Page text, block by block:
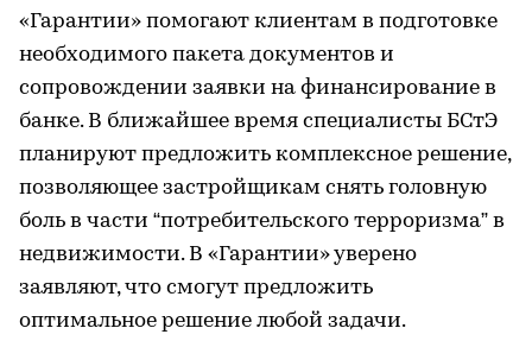
«Гарантии» помогают клиентам в подготовке
необходимого пакета документов и
сопровождении заявки на финансирование в
банке. В ближайшее время специалисты БСтЭ
планируют предложить комплексное решение,
позволяющее застройщикам снять головную
боль в части “потребительского терроризма” в
недвижимости. В «Гарантии» уверено
заявляют, что смогут предложить
оптимальное решение любой задачи.